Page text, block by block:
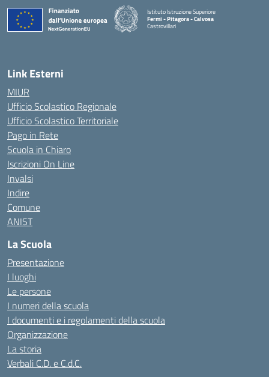
Istituto Istruzione Superiore
Fermi - Pitagora - Calvosa
Castrovillari
Link Esterni
MIUR
Ufficio Scolastico Regionale
Ufficio Scolastico Territoriale
Pago in Rete
Scuola in Chiaro
Iscrizioni On Line
Invalsi
Indire
Comune
ANIST
La Scuola
Presentazione
I luoghi
Le persone
I numeri della scuola
I documenti e i regolamenti della scuola
Organizzazione
La storia
Verbali C.D. e C.d.C.